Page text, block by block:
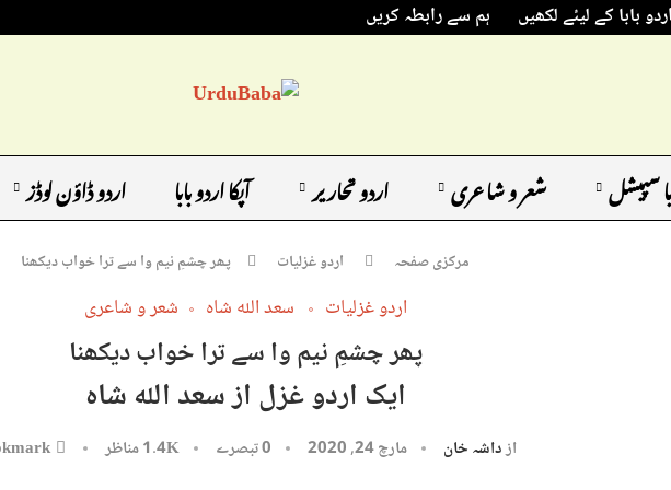
اردو بابا کے لیئے لکھیں ہم سے رابطہ کریں
سپیشل شعر و شاعری اردو تحاریر آپکا اردو بابا اردو ڈاؤن لوڈز
مرکزی صفحہ اردو غزلیات پھر چشمِ نیم وا سے ترا خواب دیکھنا
اردو غزلیات سعد اللہ شاہ شعر و شاعری
پھر چشمِ نیم وا سے ترا خواب دیکھنا
ایک اردو غزل از سعد اللہ شاہ
ازداشہ خان مارچ 24, 2020 0 تبصرے 1.4Kمناظر